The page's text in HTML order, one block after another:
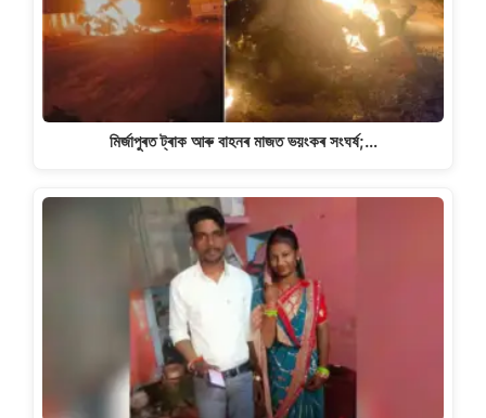
মিৰ্জাপুৰত ট্ৰাক আৰু বাহনৰ মাজত ভয়ংকৰ সংঘৰ্ষ;…